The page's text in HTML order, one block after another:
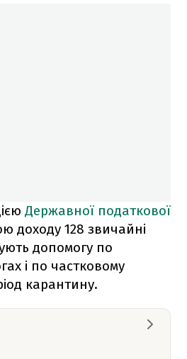
Державної податкової
доходу 128 звичайні
допомогу по
і по частковому
карантину.